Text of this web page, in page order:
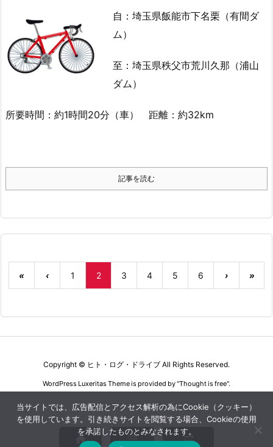
自：埼玉県飯能市下名栗（有間ダ
ム）
至：埼玉県秩父市荒川久那（浦山
ダム）
所要時間：約1時間20分（車） 距離：約32km
記事を読む
« ‹ 1 2 3 4 5 6 › »
Copyright © ヒト・ログ・ドライブ All Rights Reserved.
WordPress Luxeritas Theme is provided by "Thought is free".
  
当サイトでは、広告配信とアクセス解析の為にCookie（クッキー）
を使用しています。引き続きサイトを閲覧する場合、Cookieの使用
を承諾したものとみなされます。